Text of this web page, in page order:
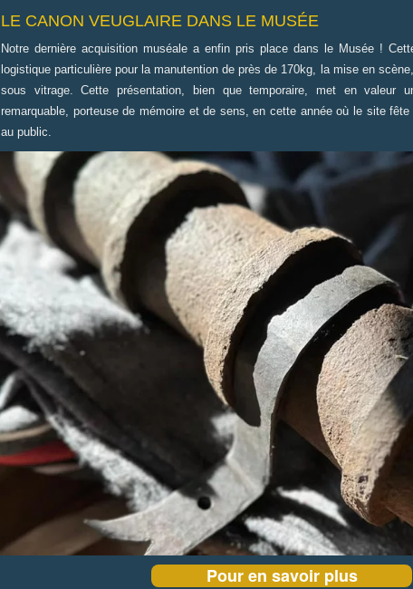
LE CANON VEUGLAIRE DANS LE MUSÉE
Notre dernière acquisition muséale a enfin pris place dans le Musée !
logistique particulière pour la manutention de près de 170kg, la mise en
sous vitrage. Cette présentation, bien que temporaire, met en valeur
remarquable, porteuse de mémoire et de sens, en cette année où le site
au public.
Pour en savoir plus